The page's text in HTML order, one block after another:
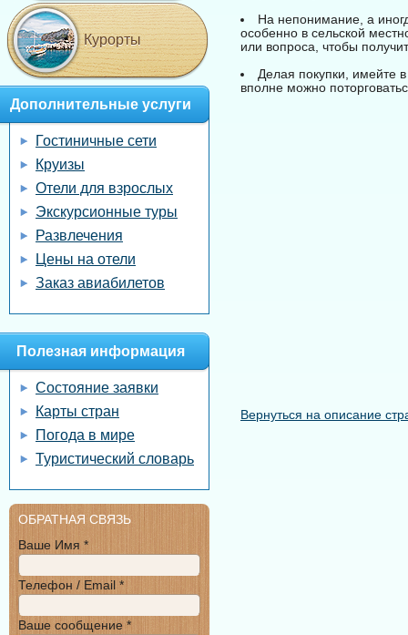
На непонимание, а
особенно в сельской
или вопроса, чтобы
Делая покупки, имейте
вполне можно
Вернуться на описание
Курорты
Дополнительные услуги
Гостиничные сети
Круизы
Отели для взрослых
Экскурсионные туры
Развлечения
Цены на отели
Заказ авиабилетов
Полезная информация
Состояние заявки
Карты стран
Погода в мире
Туристический словарь
ОБРАТНАЯ СВЯЗЬ
Ваше Имя *
Телефон / Email *
Ваше сообщение *